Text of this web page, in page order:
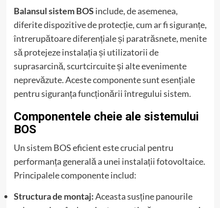
Balansul sistem BOS include, de asemenea,
diferite dispozitive de protecție, cum ar fi siguranțe,
întrerupătoare diferențiale și paratrăsnete, menite
să protejeze instalația și utilizatorii de
suprasarcină, scurtcircuite și alte evenimente
neprevăzute. Aceste componente sunt esențiale
pentru siguranța funcționării întregului sistem.
Componentele cheie ale sistemului
BOS
Un sistem BOS eficient este crucial pentru
performanța generală a unei instalații fotovoltaice.
Principalele componente includ:
Structura de montaj:Aceasta susține panourile